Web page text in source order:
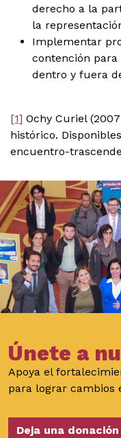
derecho a la
la
Implementar
contención para
dentro y fuera
[1] Ochy Curiel
histórico.
encuentro-
Únete a
Apoya el
para lograr cambios
Deja una donación